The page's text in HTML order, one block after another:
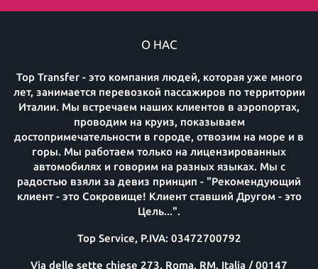
О НАС
Top Transfer - это компания людей, которая уже много
лет, занимается перевозкой пассажиров по территории
Италии. Мы встречаем наших клиентов в аэропортах,
проводим на круиз, показываем
достопримечательности в городе, отвозим на море и в
горы. Мы работаем только на лицензированных
автомобилях и говорим на разных языках. Мы с
радостью взяли за девиз принцип - "Рекомендующий
клиент - это Сокровище! Клиент ставший Другом - это
Цель...".
Top Service, P.IVA: 03472700792
Via delle sette chiese 273, Roma, RM, Italia / 00147